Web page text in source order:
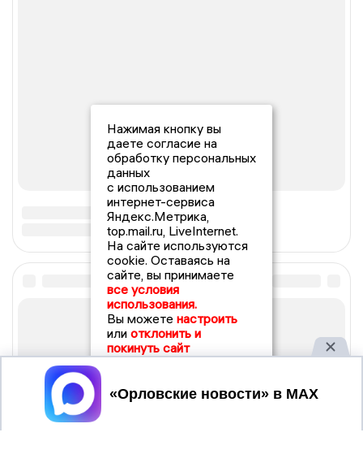
Нажимая кнопку вы
даете согласие на
обработку персональных
данных
с использованием
интернет-сервиса
Яндекс.Метрика,
top.mail.ru, LiveInternet.
На сайте используются
cookie. Оставаясь на
сайте, вы принимаете
все условия
использования.
Вы можете настроить
или отклонить и
покинуть сайт
Принять